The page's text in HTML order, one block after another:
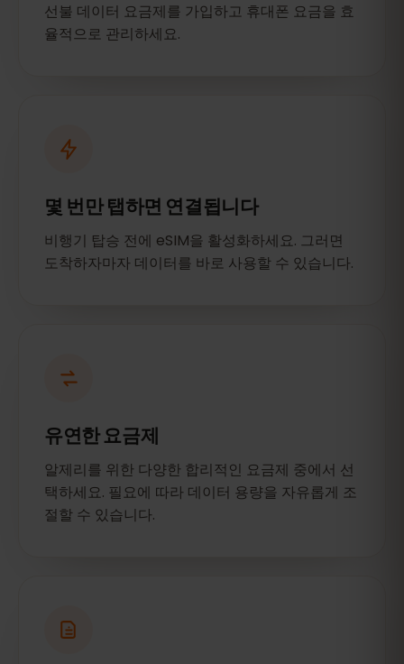
선불 데이터 요금제를 가입하고 휴대폰 요금을 효
율적으로 관리하세요.
몇 번만 탭하면 연결됩니다
비행기 탑승 전에 eSIM을 활성화하세요. 그러면
도착하자마자 데이터를 바로 사용할 수 있습니다.
유연한 요금제
알제리를 위한 다양한 합리적인 요금제 중에서 선
택하세요. 필요에 따라 데이터 용량을 자유롭게 조
절할 수 있습니다.